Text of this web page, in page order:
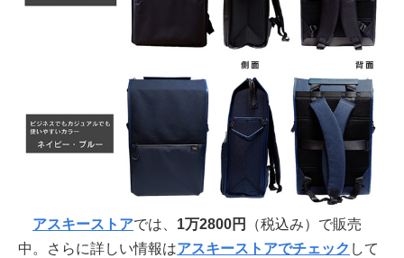
アスキーストアでは、 1万2800円
（税込み）で販売
中。さらに詳しい情報はアスキーストアでチェック して